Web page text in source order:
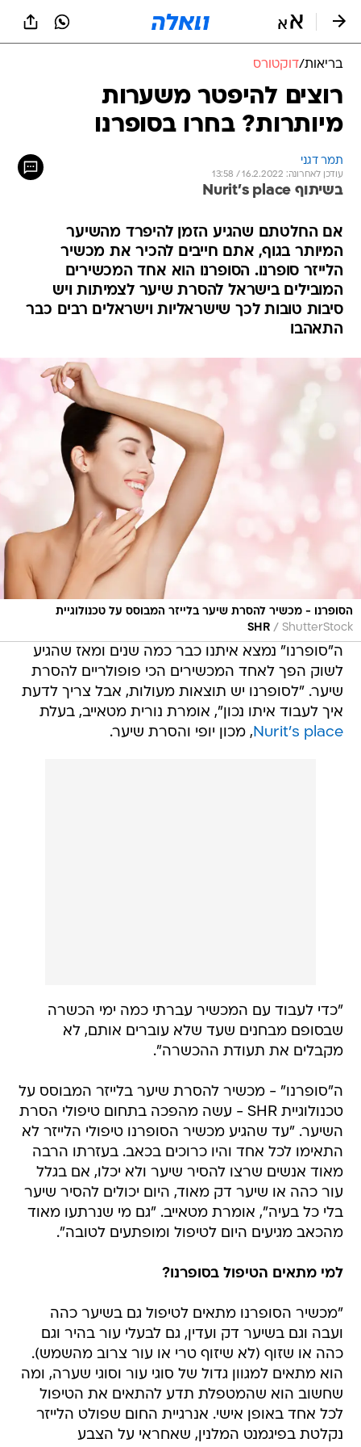
בריאות/דוקטורס
רוצים להיפטר משערות
מיותרות? בחרו בסופרנו
תמר דגני
עודכן לאחרונה: 16.2.2022 / 13:58
בשיתוף Nurit's place
אם החלטתם שהגיע הזמן להיפרד מהשיער
המיותר בגוף, אתם חייבים להכיר את מכשיר
הלייזר סופרנו. הסופרנו הוא אחד המכשירים
המובילים בישראל להסרת שיער לצמיתות ויש
סיבות טובות לכך שישראליות וישראלים רבים כבר
התאהבו
הסופרנו - מכשיר להסרת שיער בלייזר המבוסס על טכנולוגיית
SHR / ShutterStock
ה"סופרנו" נמצא איתנו כבר כמה שנים ומאז שהגיע
לשוק הפך לאחד המכשירים הכי פופולריים להסרת
שיער. "לסופרנו יש תוצאות מעולות, אבל צריך לדעת
איך לעבוד איתו נכון", אומרת נורית מטאייב, בעלת
Nurit's place , מכון יופי והסרת שיער.
"כדי לעבוד עם המכשיר עברתי כמה ימי הכשרה
שבסופם מבחנים שעד שלא עוברים אותם, לא
מקבלים את תעודת ההכשרה".
ה"סופרנו" - מכשיר להסרת שיער בלייזר המבוסס על
טכנולוגיית SHR - עשה מהפכה בתחום טיפולי הסרת
השיער. "עד שהגיע מכשיר הסופרנו טיפולי הלייזר לא
התאימו לכל אחד והיו כרוכים בכאב. בעזרתו הרבה
מאוד אנשים שרצו להסיר שיער ולא יכלו, אם בגלל
עור כהה או שיער דק מאוד, היום יכולים להסיר שיער
בלי כל בעיה", אומרת מטאייב. "גם מי שנרתעו מאוד
מהכאב מגיעים היום לטיפול ומופתעים לטובה".
למי מתאים הטיפול בסופרנו?
"מכשיר הסופרנו מתאים לטיפול גם בשיער כהה
ועבה וגם בשיער דק ועדין, גם לבעלי עור בהיר וגם
כהה או שזוף (לא שיזוף טרי או עור צרוב מהשמש).
הוא מתאים למגוון גדול של סוגי עור וסוגי שערה, ומה
שחשוב הוא שהמטפלת תדע להתאים את הטיפול
לכל אחד באופן אישי. אנרגיית החום שפולט הלייזר
נקלטת בפיגמנט המלנין, שאחראי על הצבע